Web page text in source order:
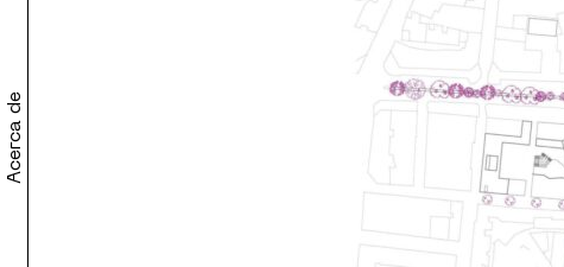
Acerca de